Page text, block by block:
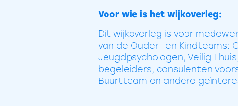
Voor wie is het wijkoverleg:
Dit wijkoverleg is voor
van de Ouder- en Kindteams:
Jeugdpsychologen, Veilig
begeleiders, consulenten
Buurtteam en andere